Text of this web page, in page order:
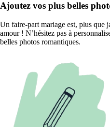
Ajoutez vos plus belles
Un faire-part mariage est, plus que
amour ! N’hésitez pas à
belles photos romantiques.